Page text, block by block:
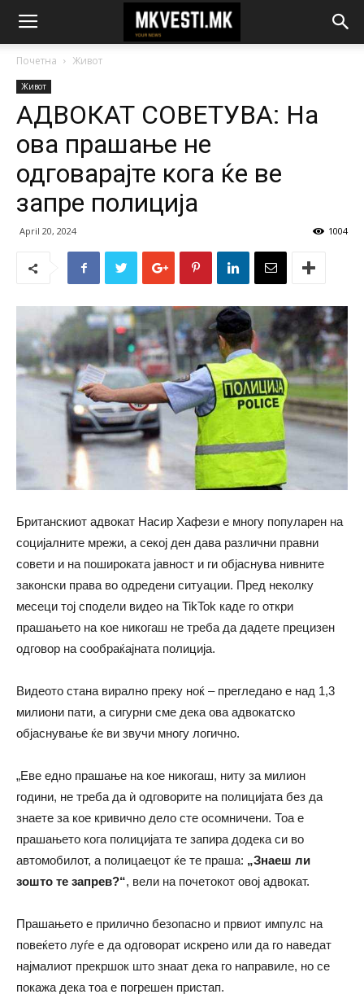
Почетна Живот
Живот
АДВОКАТ СОВЕТУВА: На
ова прашање не
одговарајте кога ќе ве
запре полиција
April 20, 2024 1004
Британскиот адвокат Насир Хафези е многу популарен на
социјалните мрежи, а секој ден дава различни правни
совети и на пошироката јавност и ги објаснува нивните
законски права во одредени ситуации. Пред неколку
месеци тој сподели видео на TikTok каде го откри
прашањето на кое никогаш не треба да дадете прецизен
одговор на сообраќајната полиција.
Видеото стана вирално преку ноќ – прегледано е над 1,3
милиони пати, а сигурни сме дека ова адвокатско
објаснување ќе ви звучи многу логично.
„Еве едно прашање на кое никогаш, ниту за милион
години, не треба да ѝ одговорите на полицијата без да
знаете за кое кривично дело сте осомничени. Тоа е
прашањето кога полицијата те запира додека си во
автомобилот, а полицаецот ќе те праша: „Знаеш ли
зошто те запрев?“, вели на почетокот овој адвокат.
Прашањето е прилично безопасно и првиот импулс на
повеќето луѓе е да одговорат искрено или да го наведат
најмалиот прекршок што знаат дека го направиле, но се
покажа дека тоа е погрешен пристап.